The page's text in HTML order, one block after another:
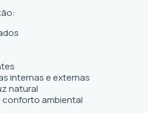
internas e externas
natural
ambiental